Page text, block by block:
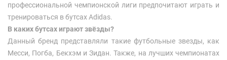
профессиональной чемпионской лиги предпочитают играть и
тренироваться в бутсах Adidas.
В каких бутсах играют звёзды?
Данный бренд представляли такие футбольные звезды, как
Месси, Погба, Бекхэм и Зидан. Также, на лучших чемпионатах